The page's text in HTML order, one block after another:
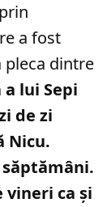
a fost
pleca dintre
lui Sepi
de zi
Nicu.
vineri ca și